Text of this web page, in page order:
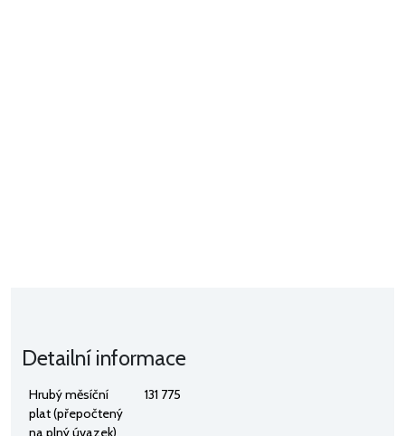
Detailní informace
Hrubý měsíční
plat (přepočtený
na plný úvazek)
131 775